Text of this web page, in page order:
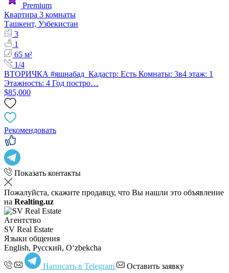
Premium
Квартира 3 комнаты
Ташкент, Узбекистан
3
1
65 м²
1/4
ВТОРИЧКА #яшнабад Кадастр: Есть Комнаты: 3в4 этаж: 1
Этажность: 4 Год постро…
$85,000
Рекомендовать
Показать контакты
Пожалуйста, скажите продавцу, что Вы нашли это объявление
на Realting.uz
Агентство
SV Real Estate
Языки общения
English, Русский, Oʻzbekcha
Написать в Telegram Оставить заявку